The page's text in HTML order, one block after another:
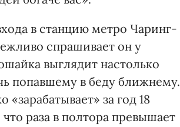
в станцию метро Чаринг-
спрашивает он у
выглядит настолько
попавшему в беду ближнему.
за год 18
раза в полтора превышает